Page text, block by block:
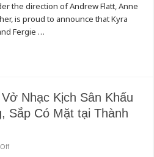
Meet
the
New
Belle
and
the direction of Andrew Flatt, Anne
is proud to announce that Kyra
Fergie …
Nhạc Kịch Sân Khấu
Sắp Có Mặt tại Thành
on